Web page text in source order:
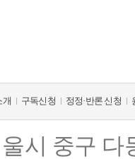
개 구독신청 정정·반론 신청
시 중구